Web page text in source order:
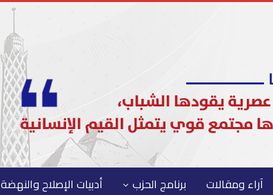
آراء ومقالات برنامج الحزب أدبيات الإصلاح والنهضة